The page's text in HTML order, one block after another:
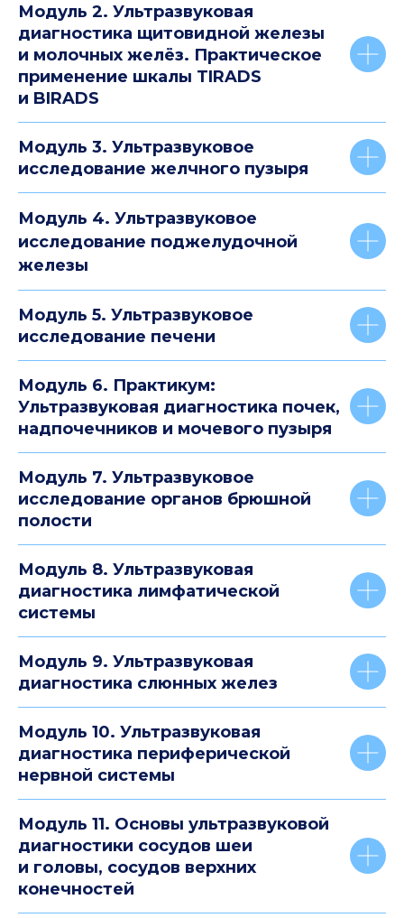
Модуль 2. Ультразвуковая
диагностика щитовидной железы
и молочных желёз. Практическое
применение шкалы TIRADS
и BIRADS
Модуль 3. Ультразвуковое
исследование желчного пузыря
Модуль 4. Ультразвуковое
исследование поджелудочной
железы
Модуль 5. Ультразвуковое
исследование печени
Модуль 6. Практикум:
Ультразвуковая диагностика почек,
надпочечников и мочевого пузыря
Модуль 7. Ультразвуковое
исследование органов брюшной
полости
Модуль 8. Ультразвуковая
диагностика лимфатической
системы
Модуль 9. Ультразвуковая
диагностика слюнных желез
Модуль 10. Ультразвуковая
диагностика периферической
нервной системы
Модуль 11. Основы ультразвуковой
диагностики сосудов шеи
и головы, сосудов верхних
конечностей